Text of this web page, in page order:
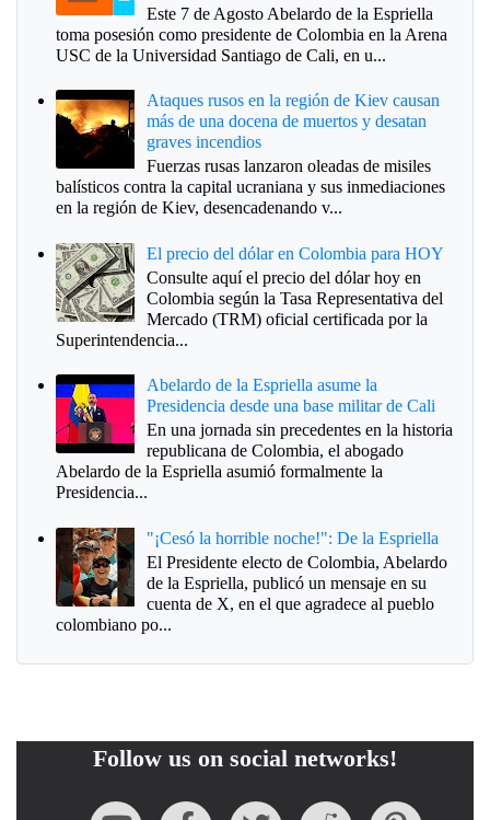
Este 7 de Agosto Abelardo de la Espriella
toma posesión como presidente de Colombia en la Arena
USC de la Universidad Santiago de Cali, en u...
Ataques rusos en la región de Kiev causan
más de una docena de muertos y desatan
graves incendios
Fuerzas rusas lanzaron oleadas de misiles
balísticos contra la capital ucraniana y sus inmediaciones
en la región de Kiev, desencadenando v...
El precio del dólar en Colombia para HOY
Consulte aquí el precio del dólar hoy en
Colombia según la Tasa Representativa del
Mercado (TRM) oficial certificada por la
Superintendencia...
Abelardo de la Espriella asume la
Presidencia desde una base militar de Cali
En una jornada sin precedentes en la historia
republicana de Colombia, el abogado
Abelardo de la Espriella asumió formalmente la
Presidencia...
"¡Cesó la horrible noche!": De la Espriella
El Presidente electo de Colombia, Abelardo
de la Espriella, publicó un mensaje en su
cuenta de X, en el que agradece al pueblo
colombiano po...
Follow us on social networks!